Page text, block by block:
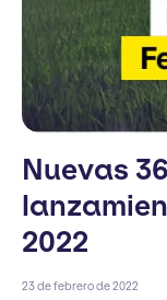
Nuevas
2022
23 de febrero de 2022